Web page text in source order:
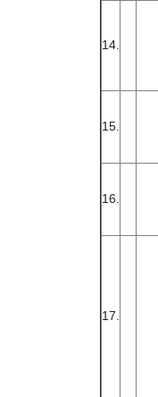
14.
15.
16.
17.